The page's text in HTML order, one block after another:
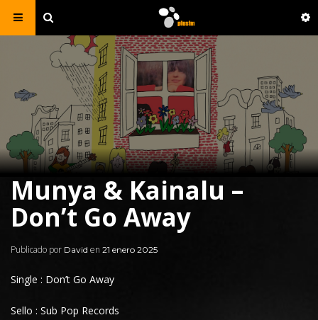
Munya & Kainalu –
Don’t Go Away
Publicado por David en 21 enero 2025
Single : Don’t Go Away
Sello : Sub Pop Records